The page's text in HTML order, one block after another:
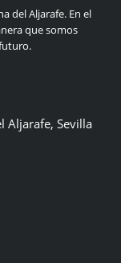
del Aljarafe. En el
que somos
Aljarafe, Sevilla